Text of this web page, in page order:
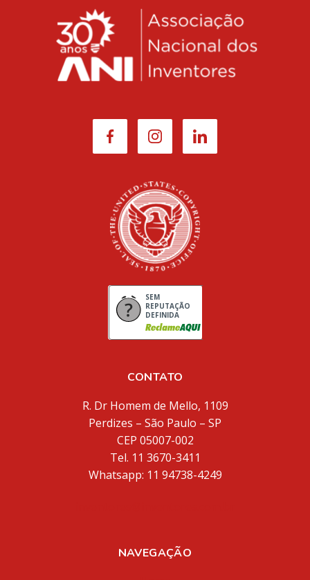
SEM
REPUTAÇÃO
DEFINIDA
CONTATO
R. Dr Homem de Mello, 1109
Perdizes – São Paulo – SP
CEP 05007-002
Tel. 11 3670-3411
Whatsapp: 11 94738-4249
NAVEGAÇÃO